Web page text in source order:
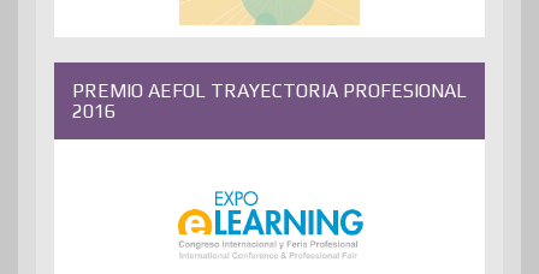
PREMIO AEFOL TRAYECTORIA PROFESIONAL
2016